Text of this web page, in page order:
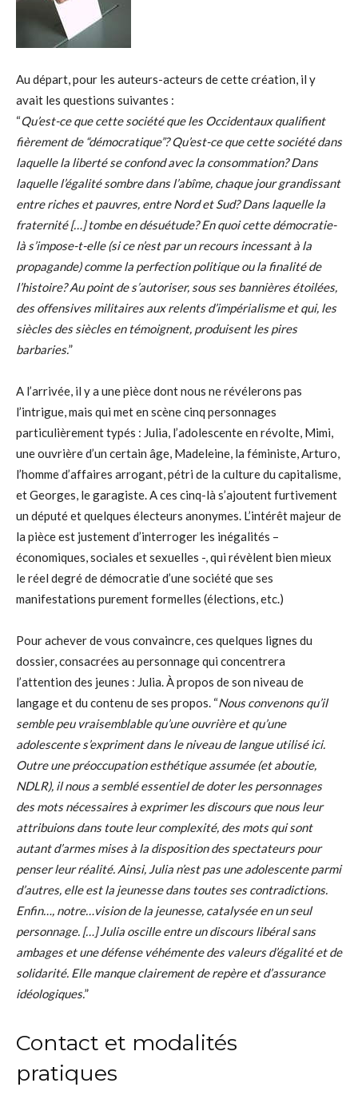
Au départ, pour les auteurs-acteurs de cette création, il y
avait les questions suivantes :
“Qu’est-ce que cette société que les Occidentaux qualifient
fièrement de “démocratique”? Qu’est-ce que cette société dans
laquelle la liberté se confond avec la consommation? Dans
laquelle l’égalité sombre dans l’abîme, chaque jour grandissant
entre riches et pauvres, entre Nord et Sud? Dans laquelle la
fraternité […] tombe en désuétude? En quoi cette démocratie-
là s’impose-t-elle (si ce n’est par un recours incessant à la
propagande) comme la perfection politique ou la finalité de
l’histoire? Au point de s’autoriser, sous ses bannières étoilées,
des offensives militaires aux relents d’impérialisme et qui, les
siècles des siècles en témoignent, produisent les pires
barbaries.”
A l’arrivée, il y a une pièce dont nous ne révélerons pas
l’intrigue, mais qui met en scène cinq personnages
particulièrement typés : Julia, l’adolescente en révolte, Mimi,
une ouvrière d’un certain âge, Madeleine, la féministe, Arturo,
l’homme d’affaires arrogant, pétri de la culture du capitalisme,
et Georges, le garagiste. A ces cinq-là s’ajoutent furtivement
un député et quelques électeurs anonymes. L’intérêt majeur de
la pièce est justement d’interroger les inégalités –
économiques, sociales et sexuelles -, qui révèlent bien mieux
le réel degré de démocratie d’une société que ses
manifestations purement formelles (élections, etc.)
Pour achever de vous convaincre, ces quelques lignes du
dossier, consacrées au personnage qui concentrera
l’attention des jeunes : Julia. À propos de son niveau de
langage et du contenu de ses propos. “Nous convenons qu’il
semble peu vraisemblable qu’une ouvrière et qu’une
adolescente s’expriment dans le niveau de langue utilisé ici.
Outre une préoccupation esthétique assumée (et aboutie,
NDLR), il nous a semblé essentiel de doter les personnages
des mots nécessaires à exprimer les discours que nous leur
attribuions dans toute leur complexité, des mots qui sont
autant d’armes mises à la disposition des spectateurs pour
penser leur réalité. Ainsi, Julia n’est pas une adolescente parmi
d’autres, elle est la jeunesse dans toutes ses contradictions.
Enfin…, notre…vision de la jeunesse, catalysée en un seul
personnage. […] Julia oscille entre un discours libéral sans
ambages et une défense véhémente des valeurs d’égalité et de
solidarité. Elle manque clairement de repère et d’assurance
idéologiques.”
Contact et modalités
pratiques